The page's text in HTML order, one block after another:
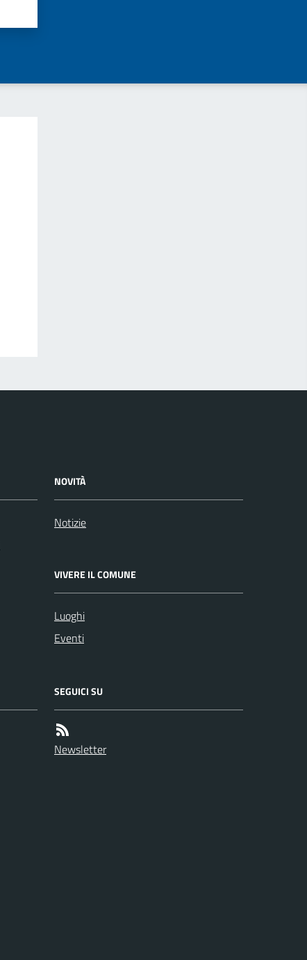
NOVITÀ
Notizie
VIVERE IL COMUNE
Luoghi
Eventi
SEGUICI SU
Newsletter